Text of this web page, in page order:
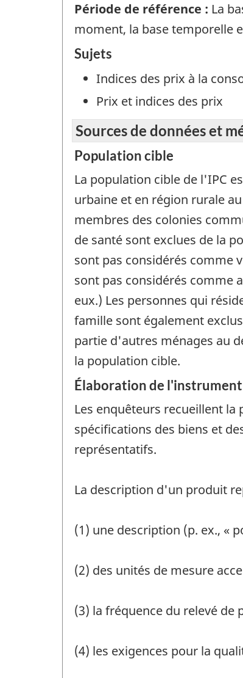
Période de référence : La
moment, la base temporelle
Sujets
Indices des prix à la
Prix et indices des prix
Sources de données et
Population cible
La population cible de l'IPC
urbaine et en région rurale
membres des colonies
de santé sont exclues de la
sont pas considérés comme
sont pas considérés comme
eux.) Les personnes qui
famille sont également
partie d'autres ménages au
la population cible.
Élaboration de l'instrument
Les enquêteurs recueillent
spécifications des biens et
représentatifs.
La description d'un produit
(1) une description (p. ex., «
(2) des unités de mesure
(3) la fréquence du relevé de
(4) les exigences pour la